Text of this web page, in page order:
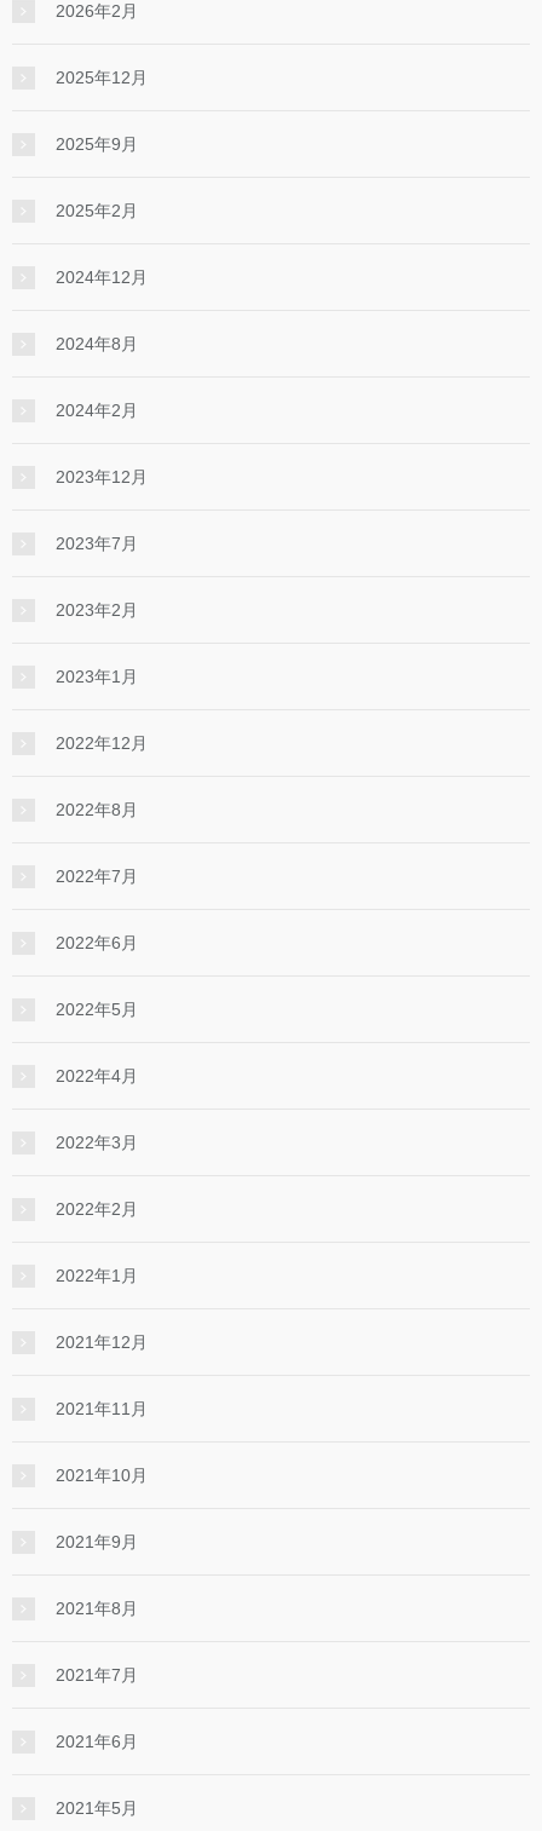
2026年2月
2025年12月
2025年9月
2025年2月
2024年12月
2024年8月
2024年2月
2023年12月
2023年7月
2023年2月
2023年1月
2022年12月
2022年8月
2022年7月
2022年6月
2022年5月
2022年4月
2022年3月
2022年2月
2022年1月
2021年12月
2021年11月
2021年10月
2021年9月
2021年8月
2021年7月
2021年6月
2021年5月